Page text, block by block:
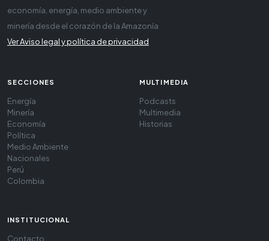
economía, energía, medio ambiente y
minería desde el corazón de la Amazonía
Ver Aviso legal y política de privacidad
SECCIONES
Energía
Minería
Economía
Política
Medio Ambiente
Nacionales
Perú
Colombia
MULTIMEDIA
Podcasts
Multimedia
Historias
INSTITUCIONAL
Contacto